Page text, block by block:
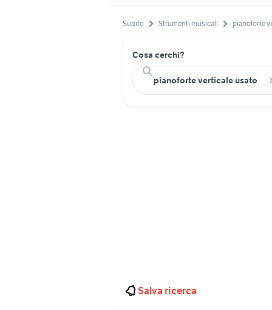
Subito Strumenti musicali pianoforte
Cosa cerchi?
Salva ricerca